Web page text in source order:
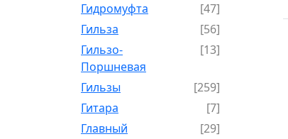
Гидромуфта
[47]
Гильза
[56]
Гильзо-
Поршневая
[13]
Гильзы
[259]
Гитара
[7]
Главный
[29]